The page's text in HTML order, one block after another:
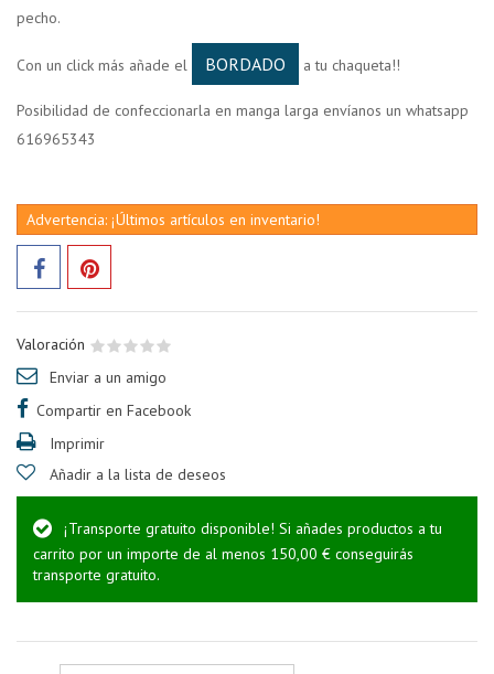
pecho.
Con un click más añade el BORDADO a tu chaqueta!!
Posibilidad de confeccionarla en manga larga envíanos un whatsapp
616965343
Advertencia: ¡Últimos artículos en inventario!
Valoración
Enviar a un amigo
Compartir en Facebook
Imprimir
Añadir a la lista de deseos
¡Transporte gratuito disponible! Si añades productos a tu
carrito por un importe de al menos 150,00 € conseguirás
transporte gratuito.